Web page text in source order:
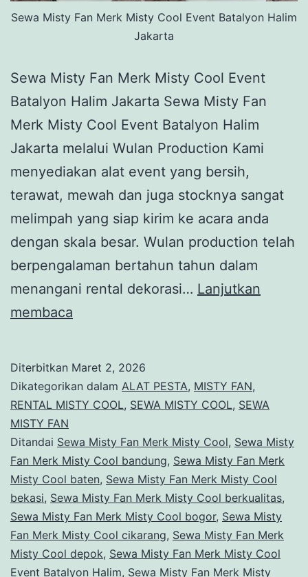
Sewa Misty Fan Merk Misty Cool Event Batalyon Halim
Jakarta
Sewa Misty Fan Merk Misty Cool Event
Batalyon Halim Jakarta Sewa Misty Fan
Merk Misty Cool Event Batalyon Halim
Jakarta melalui Wulan Production Kami
menyediakan alat event yang bersih,
terawat, mewah dan juga stocknya sangat
melimpah yang siap kirim ke acara anda
dengan skala besar. Wulan production telah
berpengalaman bertahun tahun dalam
menangani rental dekorasi… Lanjutkan
membaca
Merk
Misty
Event
Batalyon
Halim
Jakarta
Diterbitkan Maret 2, 2026
Dikategorikan dalam ALAT PESTA, MISTY FAN,
RENTAL MISTY COOL, SEWA MISTY COOL, SEWA
MISTY FAN
Ditandai Sewa Misty Fan Merk Misty Cool, Sewa Misty
Fan Merk Misty Cool bandung, Sewa Misty Fan Merk
Misty Cool baten, Sewa Misty Fan Merk Misty Cool
bekasi, Sewa Misty Fan Merk Misty Cool berkualitas,
Sewa Misty Fan Merk Misty Cool bogor, Sewa Misty
Fan Merk Misty Cool cikarang, Sewa Misty Fan Merk
Misty Cool depok, Sewa Misty Fan Merk Misty Cool
Event Batalyon Halim, Sewa Misty Fan Merk Misty